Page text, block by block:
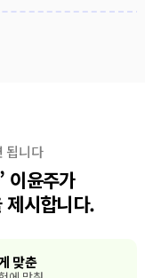
됩니다
이윤주가
제시합니다.
맞춘